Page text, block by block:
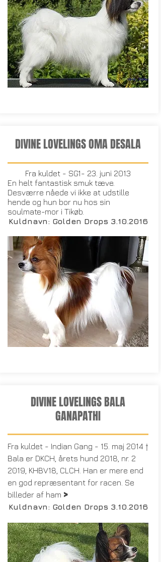
DIVINE LOVELINGS OMA DESALA
Fra kuldet - SG1- 23. juni 2013
En helt fantastisk smuk tæve.
Desværre nåede vi ikke at udstille
hende og hun bor nu hos sin
soulmate-mor i Tikøb.
Kuldnavn: Golden Drops 3.10.2016
DIVINE LOVELINGS BALA
GANAPATHI
Fra kuldet - Indian Gang - 15. maj 2014 †
Bala er DKCH, årets hund 2018, nr. 2
2019, KHBV18, CLCH. Han er mere end
en god repræsentant for racen. Se
billeder af ham >
Kuldnavn: Golden Drops 3.10.2016